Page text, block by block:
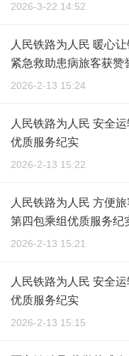
2026-3-22 14:52
人民铁路为人民 暖心
紧急救助患病旅客获赞
2026-2-13 15:24
人民铁路为人民 安全
优质服务纪实
2026-2-13 15:22
人民铁路为人民 方便
第四包乘组优质服务纪
2026-2-13 15:21
人民铁路为人民 安全
优质服务纪实
2026-2-13 15:15